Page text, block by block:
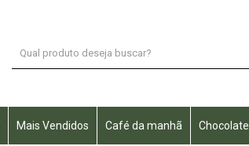
Mais Vendidos Café da manhã Chocolate